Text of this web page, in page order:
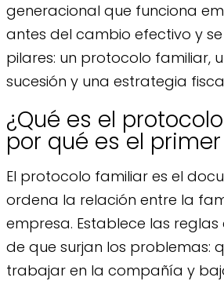
generacional que funciona
antes del cambio efectivo y
pilares: un protocolo familiar,
sucesión y una estrategia
¿Qué es el
por qué es el
El protocolo familiar es el
ordena la relación entre la
empresa. Establece las
de que surjan los problemas:
trabajar en la compañía y